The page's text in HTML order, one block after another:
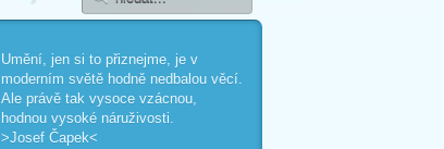
Umění, jen si to přiznejme, je v
moderním světě hodně nedbalou věcí.
Ale právě tak vysoce vzácnou,
hodnou vysoké náruživosti.
>Josef Čapek<